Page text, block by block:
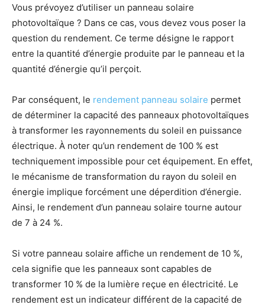
Vous prévoyez d’utiliser un panneau solaire
photovoltaïque ? Dans ce cas, vous devez vous poser la
question du rendement. Ce terme désigne le rapport
entre la quantité d’énergie produite par le panneau et la
quantité d’énergie qu’il perçoit.
Par conséquent, le rendement panneau solaire permet
de déterminer la capacité des panneaux photovoltaïques
à transformer les rayonnements du soleil en puissance
électrique. À noter qu’un rendement de 100 % est
techniquement impossible pour cet équipement. En effet,
le mécanisme de transformation du rayon du soleil en
énergie implique forcément une déperdition d’énergie.
Ainsi, le rendement d’un panneau solaire tourne autour
de 7 à 24 %.
Si votre panneau solaire affiche un rendement de 10 %,
cela signifie que les panneaux sont capables de
transformer 10 % de la lumière reçue en électricité. Le
rendement est un indicateur différent de la capacité de